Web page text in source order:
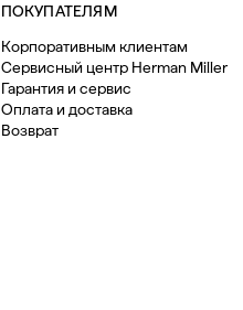
ПОКУПАТЕЛЯМ
Корпоративным клиентам
Сервисный центр Herman Miller
Гарантия и сервис
Оплата и доставка
Возврат